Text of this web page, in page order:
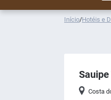
Início/Hotéis e
Costa